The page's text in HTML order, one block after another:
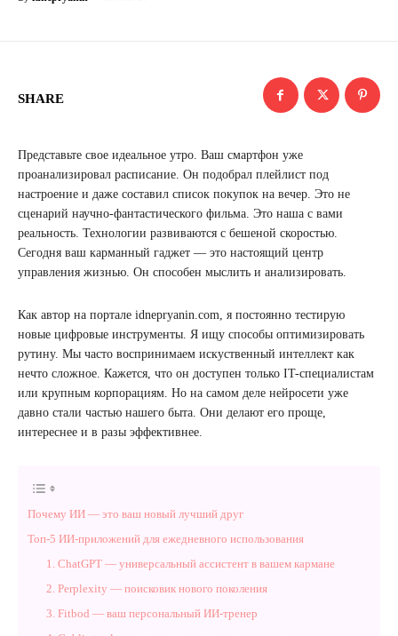
SHARE
Представьте свое идеальное утро. Ваш смартфон уже
проанализировал расписание. Он подобрал плейлист под
настроение и даже составил список покупок на вечер. Это не
сценарий научно-фантастического фильма. Это наша с вами
реальность. Технологии развиваются с бешеной скоростью.
Сегодня ваш карманный гаджет — это настоящий центр
управления жизнью. Он способен мыслить и анализировать.
Как автор на портале idnepryanin.com, я постоянно тестирую
новые цифровые инструменты. Я ищу способы оптимизировать
рутину. Мы часто воспринимаем искуственный интеллект как
нечто сложное. Кажется, что он доступен только IT-специалистам
или крупным корпорациям. Но на самом деле нейросети уже
давно стали частью нашего быта. Они делают его проще,
интереснее и в разы эффективнее.
Почему ИИ — это ваш новый лучший друг
Топ-5 ИИ-приложений для ежедневного использования
1. ChatGPT — универсальный ассистент в вашем кармане
2. Perplexity — поисковик нового поколения
3. Fitbod — ваш персональный ИИ-тренер